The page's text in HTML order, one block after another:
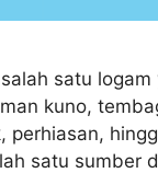
satu
kuno,
perhiasan,
satu sumber